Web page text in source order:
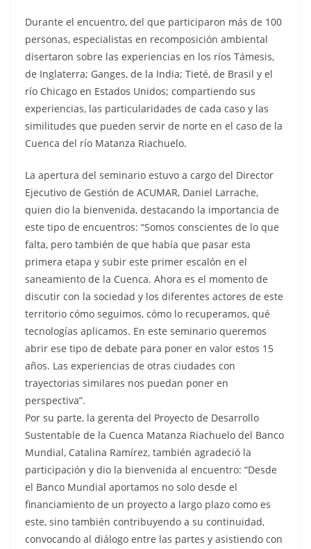
Durante el encuentro, del que participaron más de 100
personas, especialistas en recomposición ambiental
disertaron sobre las experiencias en los ríos Támesis,
de Inglaterra; Ganges, de la India; Tieté, de Brasil y el
río Chicago en Estados Unidos; compartiendo sus
experiencias, las particularidades de cada caso y las
similitudes que pueden servir de norte en el caso de la
Cuenca del río Matanza Riachuelo.
La apertura del seminario estuvo a cargo del Director
Ejecutivo de Gestión de ACUMAR, Daniel Larrache,
quien dio la bienvenida, destacando la importancia de
este tipo de encuentros: “Somos conscientes de lo que
falta, pero también de que había que pasar esta
primera etapa y subir este primer escalón en el
saneamiento de la Cuenca. Ahora es el momento de
discutir con la sociedad y los diferentes actores de este
territorio cómo seguimos, cómo lo recuperamos, qué
tecnologías aplicamos. En este seminario queremos
abrir ese tipo de debate para poner en valor estos 15
años. Las experiencias de otras ciudades con
trayectorias similares nos puedan poner en
perspectiva”.
Por su parte, la gerenta del Proyecto de Desarrollo
Sustentable de la Cuenca Matanza Riachuelo del Banco
Mundial, Catalina Ramírez, también agradeció la
participación y dio la bienvenida al encuentro: “Desde
el Banco Mundial aportamos no solo desde el
financiamiento de un proyecto a largo plazo como es
este, sino también contribuyendo a su continuidad,
convocando al diálogo entre las partes y asistiendo con